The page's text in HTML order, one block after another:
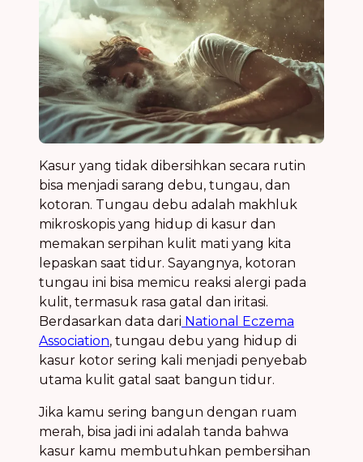
Kasur yang tidak dibersihkan secara rutin
bisa menjadi sarang debu, tungau, dan
kotoran. Tungau debu adalah makhluk
mikroskopis yang hidup di kasur dan
memakan serpihan kulit mati yang kita
lepaskan saat tidur. Sayangnya, kotoran
tungau ini bisa memicu reaksi alergi pada
kulit, termasuk rasa gatal dan iritasi.
Berdasarkan data dari National Eczema
Association, tungau debu yang hidup di
kasur kotor sering kali menjadi penyebab
utama kulit gatal saat bangun tidur.
Jika kamu sering bangun dengan ruam
merah, bisa jadi ini adalah tanda bahwa
kasur kamu membutuhkan pembersihan